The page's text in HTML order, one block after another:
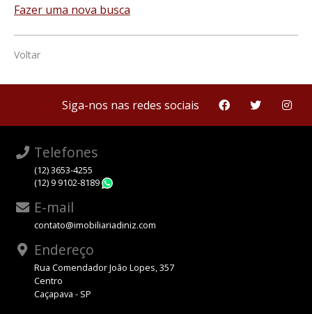
Fazer uma nova busca
Voltar
Siga-nos nas redes sociais
Telefones
(12) 3653-4255
(12) 9 9102-8189
E-mail
contato@imobiliariadiniz.com
Endereço
Rua Comendador João Lopes, 357
Centro
Caçapava - SP